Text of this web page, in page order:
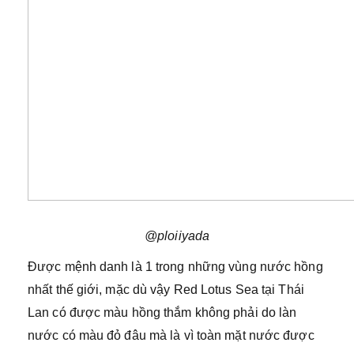
@ploiiyada
Được mệnh danh là 1 trong những vùng nước hồng
nhất thế giới, mặc dù vậy Red Lotus Sea tại Thái
Lan có được màu hồng thắm không phải do làn
nước có màu đỏ đâu mà là vì toàn mặt nước được